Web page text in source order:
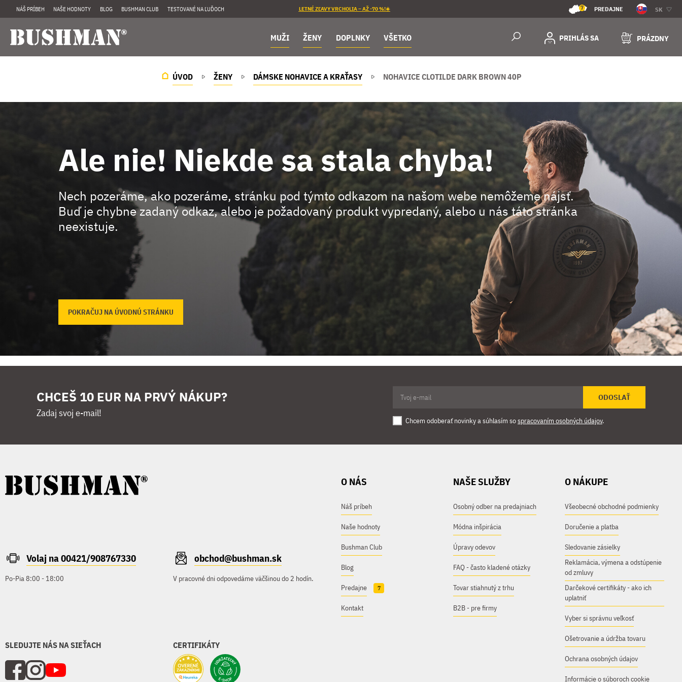
NÁŠ PRÍBEH NAŠE HODNOTY BLOG BUSHMAN CLUB TESTOVANÉ NA ĽUĎOCH LETNÉ ZĽAVY VRCHOLIA – AŽ -70 %!☀️ 7 PREDAJNE SK
MUŽI ŽENY DOPLNKY VŠETKO PRIHLÁS SA PRÁZDNY
ÚVOD ŽENY DÁMSKE NOHAVICE A KRAŤASY NOHAVICE CLOTILDE DARK BROWN 40P
Ale nie! Niekde sa stala chyba!
Nech pozeráme, ako pozeráme, stránku pod týmto odkazom na našom webe nemôžeme nájsť.
Buď je chybne zadaný odkaz, alebo je požadovaný produkt vypredaný, alebo u nás táto stránka
neexistuje.
POKRAČUJ NA ÚVODNÚ STRÁNKU
CHCEŠ 10 EUR NA PRVÝ NÁKUP?
Zadaj svoj e-mail!
ODOSLAŤ
Chcem odoberať novinky a súhlasím sospracovaním osobných údajov.
Volaj na 00421/908767330
Po-Pia 8:00 - 18:00
obchod@bushman.sk
V pracovné dni odpovedáme väčšinou do 2 hodín.
SLEDUJTE NÁS NA SIEŤACH CERTIFIKÁTY
O NÁS
Náš príbeh
Naše hodnoty
Bushman Club
Blog
Predajne 7
Kontakt
NAŠE SLUŽBY
Osobný odber na predajniach
Módna inšpirácia
Úpravy odevov
FAQ - často kladené otázky
Tovar stiahnutý z trhu
B2B - pre firmy
O NÁKUPE
Všeobecné obchodné podmienky
Doručenie a platba
Sledovanie zásielky
Reklamácia, výmena a odstúpenie
od zmluvy
Darčekové certifikáty - ako ich
uplatniť
Vyber si správnu veľkosť
Ošetrovanie a údržba tovaru
Ochrana osobných údajov
Informácie o súboroch cookie